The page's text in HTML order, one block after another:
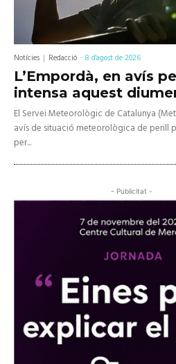
Notícies Redacció -8 d'agost de 2026
L’Empordà, en avís
intensa aquest
El Servei Meteorològic de Catalunya
avís de situació meteorològica de perill
per...
- Publicitat -